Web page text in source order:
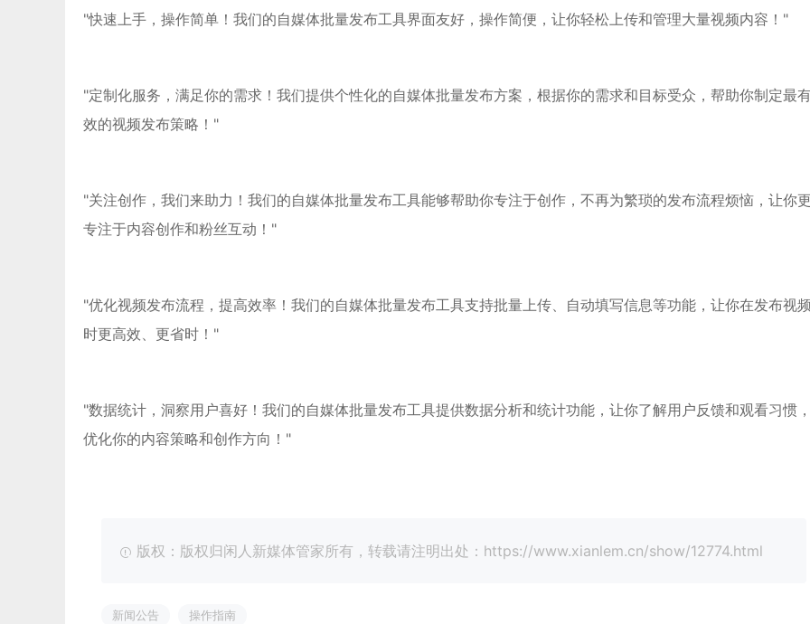
"快速上手，操作简单！我们的自媒体批量发布工具界面友好，操作简便，让你轻松上传和管理大量视频内容！"
"定制化服务，满足你的需求！我们提供个性化的自媒体批量发布方案，根据你的需求和目标受众，帮助你制定最
效的视频发布策略！"
"关注创作，我们来助力！我们的自媒体批量发布工具能够帮助你专注于创作，不再为繁琐的发布流程烦恼，让你更
专注于内容创作和粉丝互动！"
"优化视频发布流程，提高效率！我们的自媒体批量发布工具支持批量上传、自动填写信息等功能，让你在发布视频
时更高效、更省时！"
"数据统计，洞察用户喜好！我们的自媒体批量发布工具提供数据分析和统计功能，让你了解用户反馈和观看习惯，
优化你的内容策略和创作方向！"
版权：版权归闲人新媒体管家所有，转载请注明出处：https://www.xianlem.cn/show/12774.html
新闻公告 操作指南